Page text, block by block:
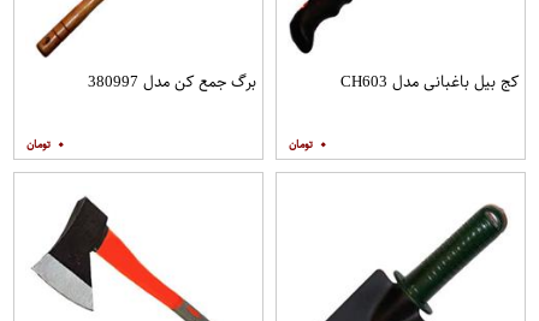
کج بیل باغبانی مدل CH603
۰
برگ جمع کن مدل 380997
۰